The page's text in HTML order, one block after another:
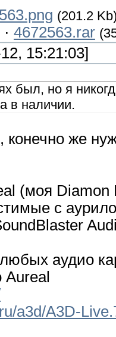
(201.2
· 4672563.rar
15:21:03]
был, но я
в наличии.
же
(моя
с
аудио
Aureal
a3d/A3D-